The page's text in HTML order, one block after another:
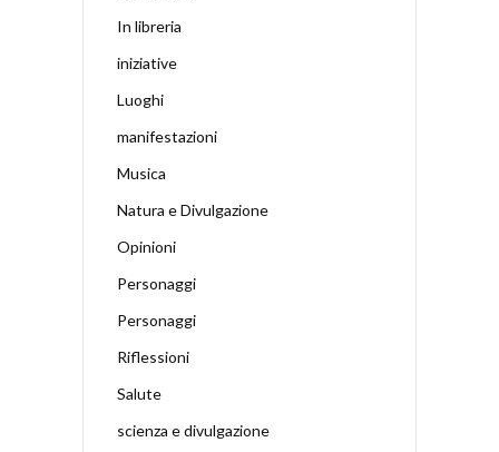
In libreria
iniziative
Luoghi
manifestazioni
Musica
Natura e Divulgazione
Opinioni
Personaggi
Personaggi
Riflessioni
Salute
scienza e divulgazione